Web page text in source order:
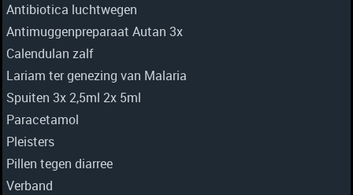
Antibiotica luchtwegen
Antimuggenpreparaat Autan 3x
Calendulan zalf
Lariam ter genezing van Malaria
Spuiten 3x 2,5ml 2x 5ml
Paracetamol
Pleisters
Pillen tegen diarree
Verband